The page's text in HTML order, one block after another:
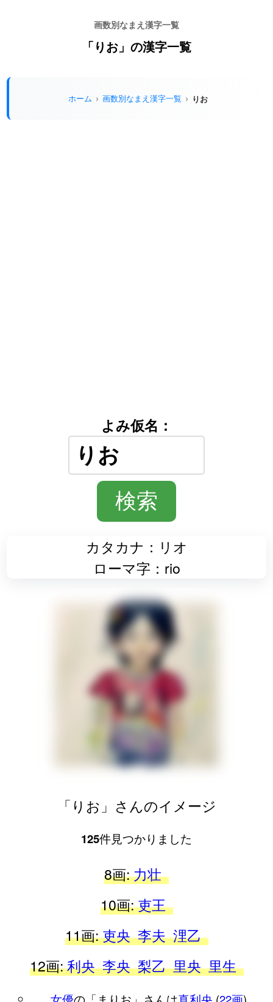
画数別なまえ漢字一覧
「りお」の漢字一覧
ホーム 画数別なまえ漢字一覧 りお
よみ仮名：
カタカナ：リオ
ローマ字：rio
「りお」さんのイメージ
125件見つかりました
8画:力壮
10画:吏王
11画:吏央 李夫 浬乙
12画:利央 李央 梨乙 里央 里生